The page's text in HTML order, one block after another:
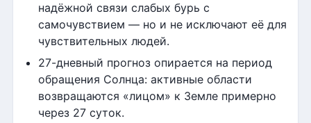
надёжной связи слабых бурь с
самочувствием — но и не исключают её для
чувствительных людей.
27-дневный прогноз опирается на период
обращения Солнца: активные области
возвращаются «лицом» к Земле примерно
через 27 суток.